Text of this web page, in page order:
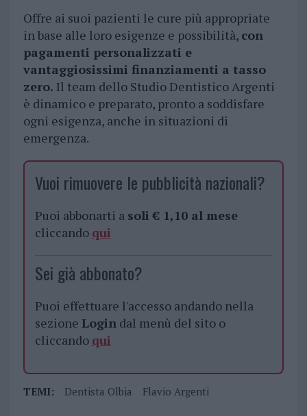
Offre ai suoi pazienti le cure più appropriate
in base alle loro esigenze e possibilità, con
pagamenti personalizzati e
vantaggiosissimi finanziamenti a tasso
zero. Il team dello Studio Dentistico Argenti
è dinamico e preparato, pronto a soddisfare
ogni esigenza, anche in situazioni di
emergenza.
Vuoi rimuovere le pubblicità nazionali?
Puoi abbonarti a soli € 1,10 al mese
cliccando qui
Sei già abbonato?
Puoi effettuare l'accesso andando nella
sezione Logindal menù del sito o
cliccando qui
TEMI: Dentista Olbia Flavio Argenti